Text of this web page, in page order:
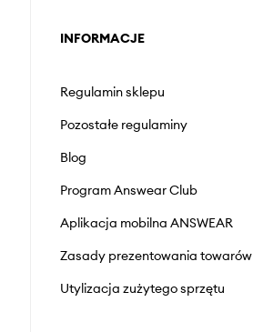
INFORMACJE
Regulamin sklepu
Pozostałe regulaminy
Blog
Program Answear Club
Aplikacja mobilna ANSWEAR
Zasady prezentowania towarów
Utylizacja zużytego sprzętu